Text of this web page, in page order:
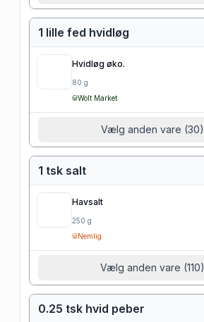
1 lille fed hvidløg
Hvidløg øko.
80 g
Wolt Market
Vælg anden vare (30)
1 tsk salt
Havsalt
250 g
Nemlig
Vælg anden vare (110)
0.25 tsk hvid peber